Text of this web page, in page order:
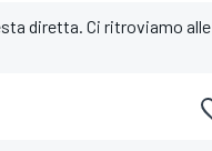
diretta. Ci ritroviamo alle